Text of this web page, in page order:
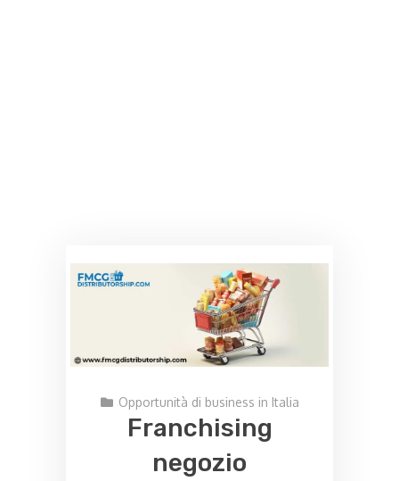
Opportunità di business in Italia
Franchising
negozio